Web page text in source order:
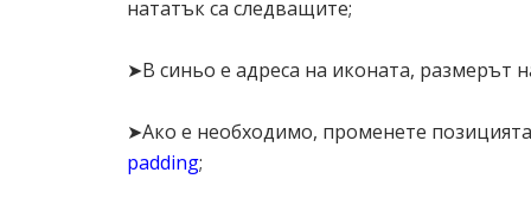
нататък са следващите;
➤В синьо е адреса на иконата, размерът
➤Ако е необходимо, променете
padding;